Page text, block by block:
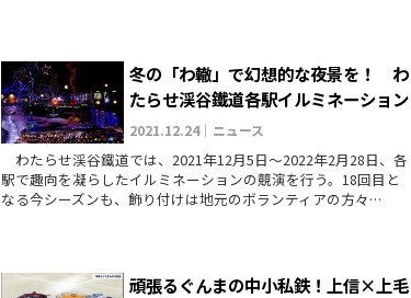
冬の「わ轍」で幻想的な夜景を！ わ
たらせ渓谷鐵道各駅イルミネーション
2021.12.24｜ニュース
わたらせ渓谷鐵道では、2021年12月5日～2022年2月28日、各
駅で趣向を凝らしたイルミネーションの競演を行う。18回目と
なる今シーズンも、飾り付けは地元のボランティアの方々…
頑張るぐんまの中小私鉄！上信×上毛